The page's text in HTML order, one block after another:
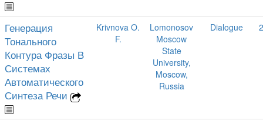
Генерация
Тонального
Контура Фразы В
Системах
Автоматического
Синтеза Речи
Krivnova O.
F.
Lomonosov
Moscow
State
University,
Moscow,
Russia
Dialogue